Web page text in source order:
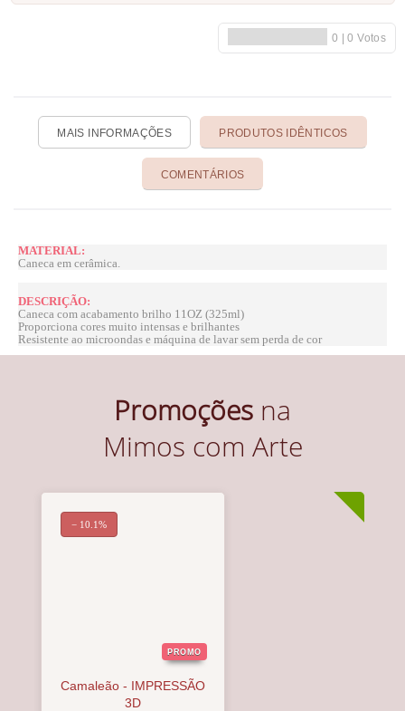
MAIS INFORMAÇÕES PRODUTOS IDÊNTICOS
COMENTÁRIOS
MATERIAL:
Caneca em cerâmica.
DESCRIÇÃO:
Caneca com acabamento brilho 11OZ (325ml)
Proporciona cores muito intensas e brilhantes
Resistente ao microondas e máquina de lavar sem perda de cor
Promoções na
Mimos com Arte
PROMO
Camaleão - IMPRESSÃO
3D
− 10.1%